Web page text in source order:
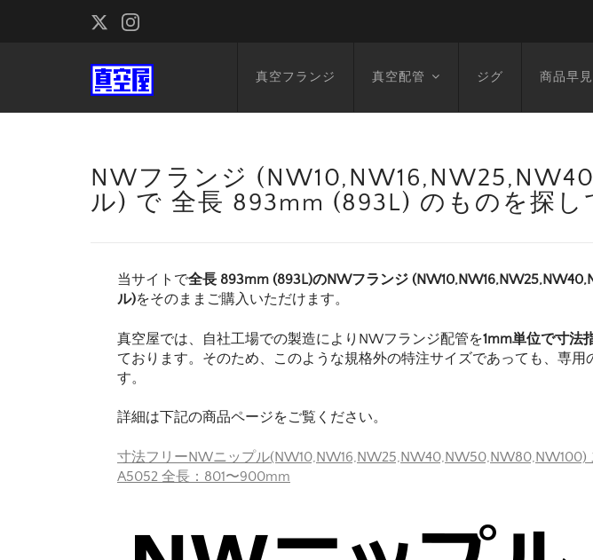
真空フランジ 真空配管 ジグ 商品早
NWフランジ
ル) で 全長 893mm (893L) のものを探し
当サイトで全長 893mm (893L)のNWフランジ
ル)をそのままご購入いただけます。
真空屋では、自社工場での製造によりNWフランジ配管を1mm単位で寸法
ております。そのため、このような規格外の特注サイズであっても、専
す。
詳細は下記の商品ページをご覧ください。
寸法フリーNWニップル(NW10,NW16,NW25,NW40,NW50,NW80,NW100)
A5052 全長：801〜900mm